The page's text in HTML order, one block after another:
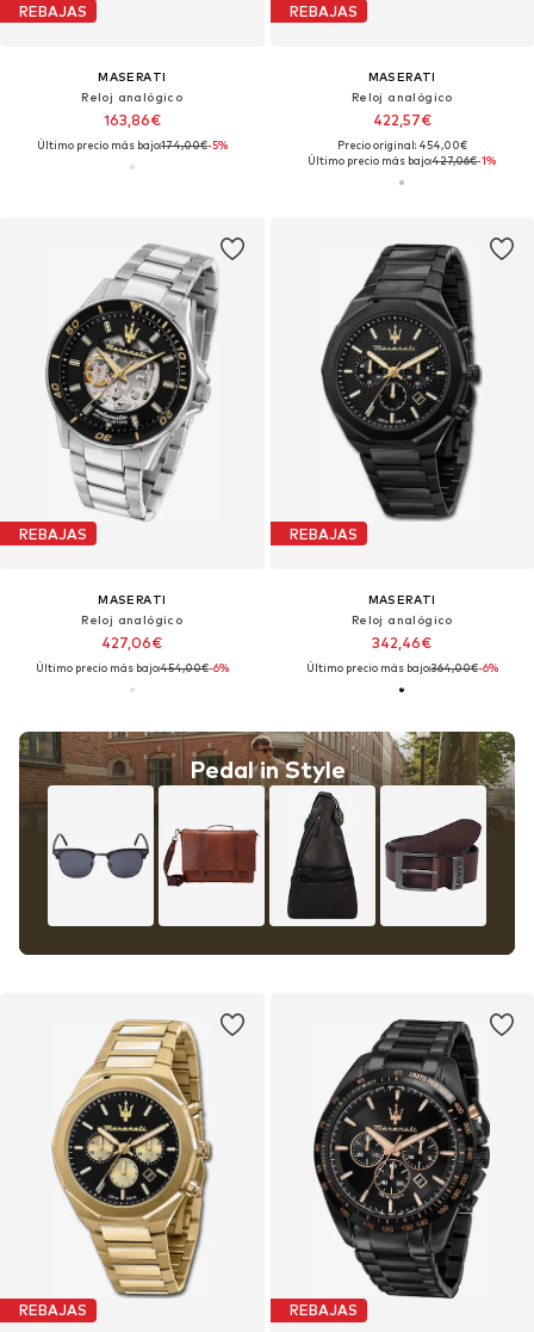
REBAJAS
MASERATI
Reloj analógico
163,86€
Último precio más bajo:174,00€-5%
REBAJAS
MASERATI
Reloj analógico
422,57€
Precio original: 454,00€
Último precio más bajo:427,06€-1%
REBAJAS
MASERATI
Reloj analógico
427,06€
Último precio más bajo:454,00€-6%
Pedal in Style
REBAJAS
MASERATI
Reloj analógico
342,46€
Último precio más bajo:364,00€-6%
REBAJAS REBAJAS